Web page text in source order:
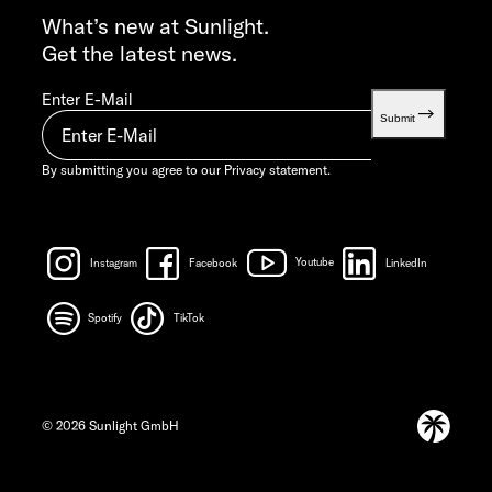
info@sunlight.de
What’s new at Sunlight.
Get the latest news.
Enter E-Mail
Submit
By submitting you agree to our Privacy statement.
Instagram Facebook Youtube LinkedIn
Spotify TikTok
© 2026 Sunlight GmbH